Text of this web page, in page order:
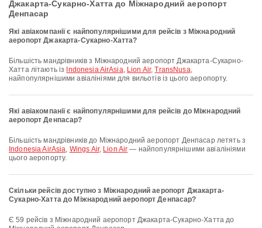
Джакарта-Сукарно-Хатта до Міжнародний аеропорт
Денпасар
Які авіакомпанії є найпопулярнішими для рейсів з Міжнародний
аеропорт Джакарта-Сукарно-Хатта?
Більшість мандрівників з Міжнародний аеропорт Джакарта-Сукарно-
Хатта літають із Indonesia AirAsia, Lion Air,TransNusa,
найпопулярнішими авіалініями для вильотів із цього аеропорту.
Які авіакомпанії є найпопулярнішими для рейсів до Міжнародний
аеропорт Денпасар?
Більшість мандрівників до Міжнародний аеропорт Денпасар летять з
Indonesia AirAsia, Wings Air, Lion Air — найпопулярнішими авіалініями
цього аеропорту.
Скільки рейсів доступно з Міжнародний аеропорт Джакарта-
Сукарно-Хатта до Міжнародний аеропорт Денпасар?
Є 59 рейсів з Міжнародний аеропорт Джакарта-Сукарно-Хатта до